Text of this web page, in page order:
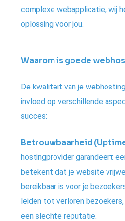
complexe webapplicatie, wij
oplossing voor jou.
Waarom is goede
De kwaliteit van je
invloed op verschillende
succes:
Betrouwbaarheid
hostingprovider garandeert
betekent dat je website
bereikbaar is voor je
leiden tot verloren
een slechte reputatie.